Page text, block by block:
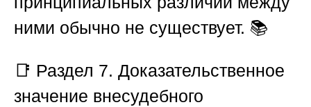
ними обычно не существует. 📚
📑 Раздел 7. Доказательственное
значение внесудебного